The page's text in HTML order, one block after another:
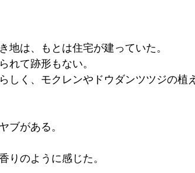
地は、もとは住宅が建っていた。
れて跡形もない。
しく、モクレンやドウダンツツジの植
ブがある。
りのように感じた。